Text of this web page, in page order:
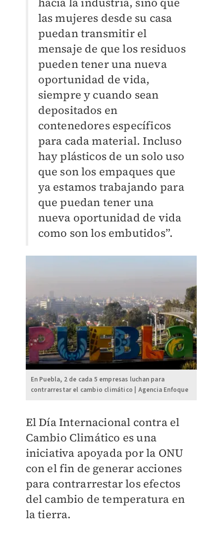
las mujeres desde su casa
puedan transmitir el
mensaje de que los residuos
pueden tener una nueva
oportunidad de vida,
siempre y cuando sean
depositados en
contenedores específicos
para cada material. Incluso
hay plásticos de un solo uso
que son los empaques que
ya estamos trabajando para
que puedan tener una
nueva oportunidad de vida
como son los embutidos”.
En Puebla, 2 de cada 5 empresas luchan para
contrarrestar el cambio climático | Agencia Enfoque
El Día Internacional contra el
Cambio Climático es una
iniciativa apoyada por la ONU
con el fin de generar acciones
para contrarrestar los efectos
del cambio de temperatura en
la tierra.